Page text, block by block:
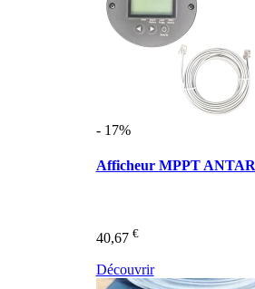
- 17%
Afficheur MPPT
40,67 €
Découvrir